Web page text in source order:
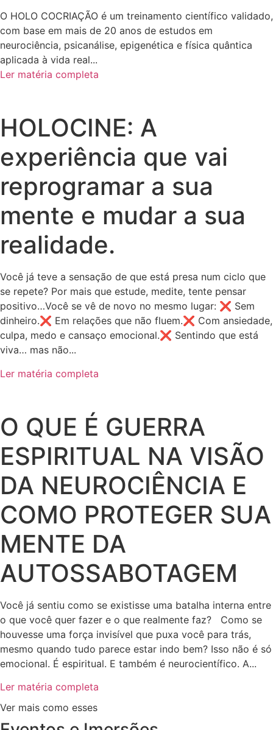
O HOLO COCRIAÇÃO é um treinamento científico validado,
com base em mais de 20 anos de estudos em
neurociência, psicanálise, epigenética e física quântica
aplicada à vida real...
Ler matéria completa
HOLOCINE: A
experiência que vai
reprogramar a sua
mente e mudar a sua
realidade.
Você já teve a sensação de que está presa num ciclo que
se repete? Por mais que estude, medite, tente pensar
positivo…Você se vê de novo no mesmo lugar: ❌ Sem
dinheiro.❌ Em relações que não fluem.❌ Com ansiedade,
culpa, medo e cansaço emocional.❌ Sentindo que está
viva… mas não...
Ler matéria completa
O QUE É GUERRA
ESPIRITUAL NA VISÃO
DA NEUROCIÊNCIA E
COMO PROTEGER SUA
MENTE DA
AUTOSSABOTAGEM
Você já sentiu como se existisse uma batalha interna entre
o que você quer fazer e o que realmente faz? Como se
houvesse uma força invisível que puxa você para trás,
mesmo quando tudo parece estar indo bem? Isso não é só
emocional. É espiritual. E também é neurocientífico. A...
Ler matéria completa
Ver mais como esses